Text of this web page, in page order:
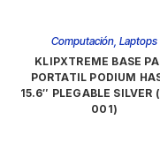
Computación ,Laptops
KLIPXTREME BASE
PORTATIL PODIUM
15.6″ PLEGABLE SILVER
001)